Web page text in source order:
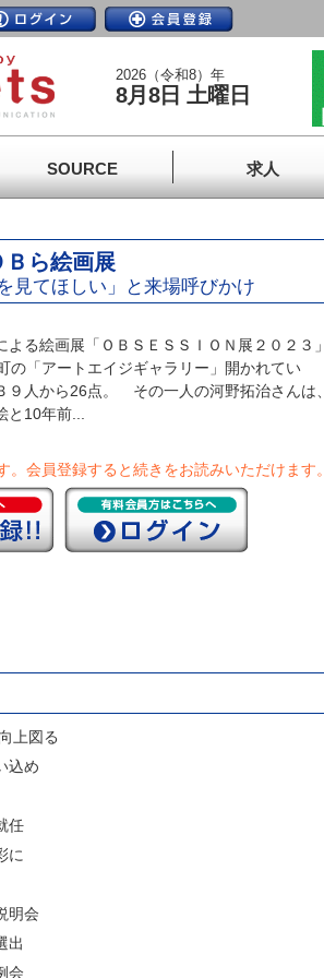
2026（令和8）年
8月8日 土曜日
SOURCE 求人
Ｂら絵画展
見てほしい」と来場呼びかけ
る絵画展「ＯＢＳＥＳＳＩＯＮ展２０２３」
の「アートエイジギャラリー」開かれてい
人から26点。 その一人の河野拓治さんは、
10年前...
。 会員登録すると続きをお読みいただけます。
上図る
込め
任
に
明会
出
会